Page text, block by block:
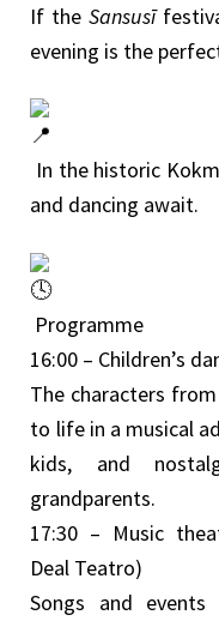
If the Sansusī
evening is the
In the historic
and dancing await.
Programme
16:00 – Children’s
The characters
to life in a musical
kids, and
grandparents.
17:30 – Music
Deal Teatro)
Songs and